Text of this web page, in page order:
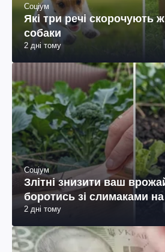
Соціум
Які три речі скорочують
собаки
2 дні тому
Соціум
Злітні знизити ваш
боротись зі слимаками на
2 дні тому